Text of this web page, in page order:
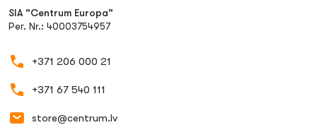
SIA "Centrum Europa"
Рег. Nr.: 40003754957
+371 206 000 21
+371 67 540 111
store@centrum.lv